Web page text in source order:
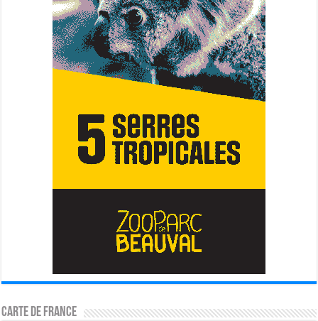
Carte de France